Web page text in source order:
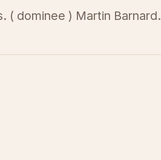
( dominee ) Martin Barnard.